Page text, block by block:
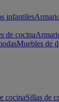
infantiles
de cocina
Muebles de
cocinaSillas de